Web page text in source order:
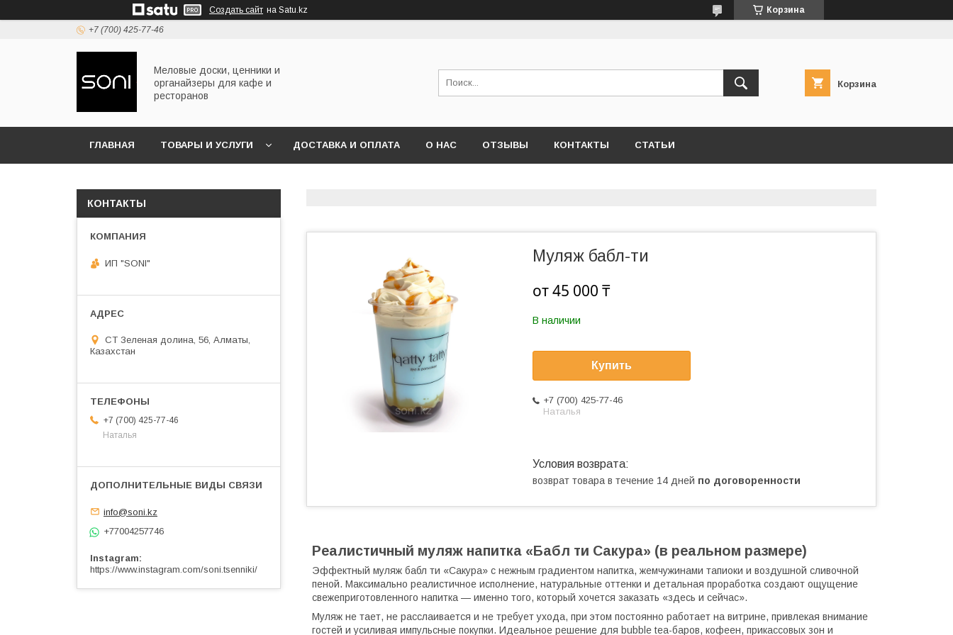
Создать сайт на Satu.kz Корзина
+7 (700) 425-77-46
Меловые доски, ценники и
органайзеры для кафе и
ресторанов
Корзина
ГЛАВНАЯ ТОВАРЫ И УСЛУГИ ДОСТАВКА И ОПЛАТА О НАС ОТЗЫВЫ КОНТАКТЫ СТАТЬИ
Муляж бабл-ти
от45 000 ₸
В наличии
Купить
+7 (700) 425-77-46
Наталья
возврат товара в течение 14 дней по договоренности
Реалистичный муляж напитка «Бабл ти Сакура» (в реальном размере)
Эффектный муляж бабл ти «Сакура» с нежным градиентом напитка, жемчужинами тапиоки и воздушной сливочной
пеной. Максимально реалистичное исполнение, натуральные оттенки и детальная проработка создают ощущение
свежеприготовленного напитка — именно того, который хочется заказать «здесь и сейчас».
Муляж не тает, не расслаивается и не требует ухода, при этом постоянно работает на витрине, привлекая внимание
гостей и усиливая импульсные покупки. Идеальное решение для bubble tea-баров, кофеен, прикассовых зон и
КОНТАКТЫ
ИП "SONI"
СТ Зеленая долина, 56, Алматы,
Казахстан
+7 (700) 425-77-46
Наталья
info@soni.kz
+77004257746
Instagram
https://www.instagram.com/soni.tsenniki/